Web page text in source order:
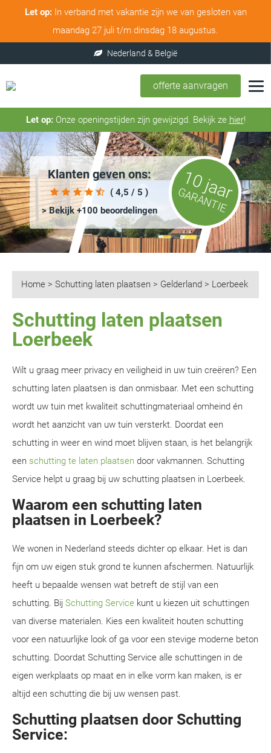
Let op:In verband met vakantie zijn we van gesloten van
maandag 27 juli t/m dinsdag 18 augustus.
offerte aanvragen
Let op:Onze openingstijden zijn gewijzigd. Bekijk ze hier!
Klanten geven ons:
( 4,5 / 5 )
> Bekijk +100 beoordelingen
10 jaar
GARANTIE
Home > Schutting laten plaatsen > Gelderland > Loerbeek
Schutting laten plaatsen
Loerbeek
Wilt u graag meer privacy en veiligheid in uw tuin creëren? Een
schutting laten plaatsen is dan onmisbaar. Met een schutting
wordt uw tuin met kwaliteit schuttingmateriaal omheind én
wordt het aanzicht van uw tuin versterkt. Doordat een
schutting in weer en wind moet blijven staan, is het belangrijk
een schutting te laten plaatsen door vakmannen. Schutting
Service helpt u graag bij uw schutting plaatsen in Loerbeek.
Waarom een schutting laten
plaatsen in Loerbeek?
We wonen in Nederland steeds dichter op elkaar. Het is dan
fijn om uw eigen stuk grond te kunnen afschermen. Natuurlijk
heeft u bepaalde wensen wat betreft de stijl van een
schutting. Bij Schutting Service kunt u kiezen uit schuttingen
van diverse materialen. Kies een kwaliteit houten schutting
voor een natuurlijke look of ga voor een stevige moderne beton
schutting. Doordat Schutting Service alle schuttingen in de
eigen werkplaats op maat en in elke vorm kan maken, is er
altijd een schutting die bij uw wensen past.
Schutting plaatsen door Schutting
Service: